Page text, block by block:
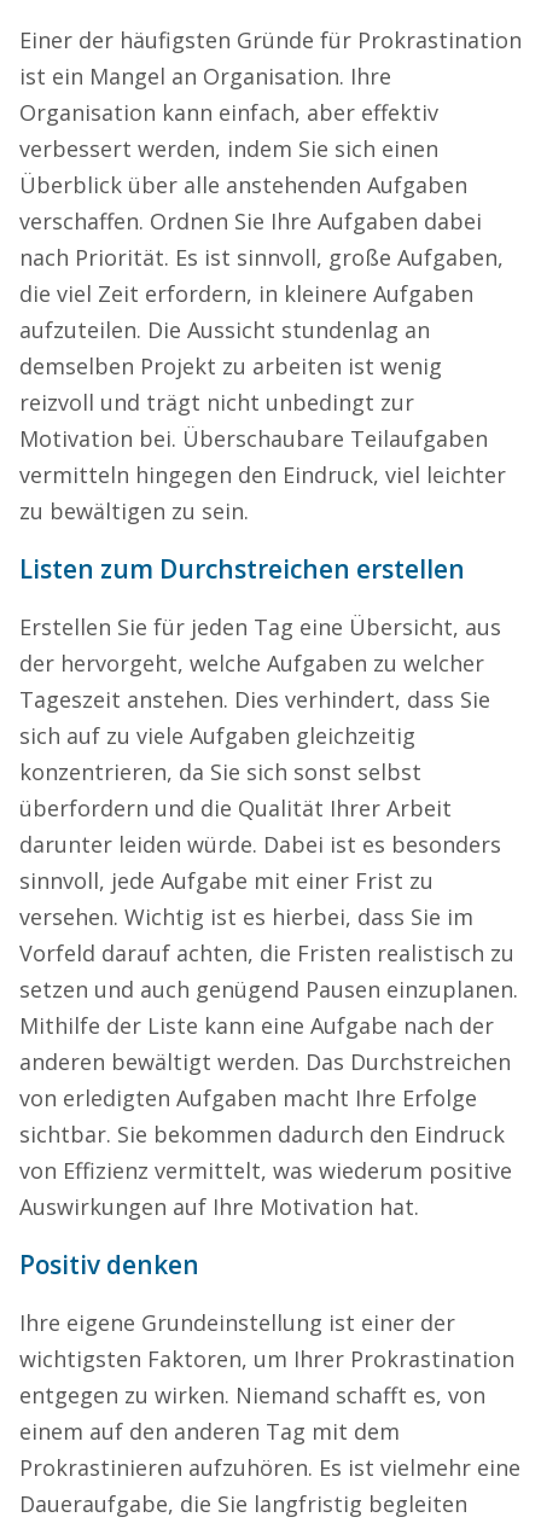
Einer der häufigsten Gründe für Prokrastination
ist ein Mangel an Organisation. Ihre
Organisation kann einfach, aber effektiv
verbessert werden, indem Sie sich einen
Überblick über alle anstehenden Aufgaben
verschaffen. Ordnen Sie Ihre Aufgaben dabei
nach Priorität. Es ist sinnvoll, große Aufgaben,
die viel Zeit erfordern, in kleinere Aufgaben
aufzuteilen. Die Aussicht stundenlag an
demselben Projekt zu arbeiten ist wenig
reizvoll und trägt nicht unbedingt zur
Motivation bei. Überschaubare Teilaufgaben
vermitteln hingegen den Eindruck, viel leichter
zu bewältigen zu sein.
Listen zum Durchstreichen erstellen
Erstellen Sie für jeden Tag eine Übersicht, aus
der hervorgeht, welche Aufgaben zu welcher
Tageszeit anstehen. Dies verhindert, dass Sie
sich auf zu viele Aufgaben gleichzeitig
konzentrieren, da Sie sich sonst selbst
überfordern und die Qualität Ihrer Arbeit
darunter leiden würde. Dabei ist es besonders
sinnvoll, jede Aufgabe mit einer Frist zu
versehen. Wichtig ist es hierbei, dass Sie im
Vorfeld darauf achten, die Fristen realistisch zu
setzen und auch genügend Pausen einzuplanen.
Mithilfe der Liste kann eine Aufgabe nach der
anderen bewältigt werden. Das Durchstreichen
von erledigten Aufgaben macht Ihre Erfolge
sichtbar. Sie bekommen dadurch den Eindruck
von Effizienz vermittelt, was wiederum positive
Auswirkungen auf Ihre Motivation hat.
Positiv denken
Ihre eigene Grundeinstellung ist einer der
wichtigsten Faktoren, um Ihrer Prokrastination
entgegen zu wirken. Niemand schafft es, von
einem auf den anderen Tag mit dem
Prokrastinieren aufzuhören. Es ist vielmehr eine
Daueraufgabe, die Sie langfristig begleiten